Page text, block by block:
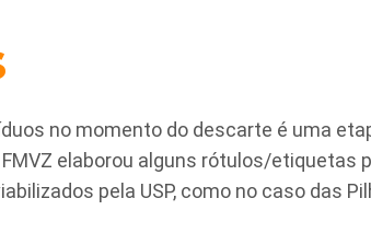
no momento do descarte é uma
elaborou alguns rótulos/etiquetas
pela USP, como no caso das